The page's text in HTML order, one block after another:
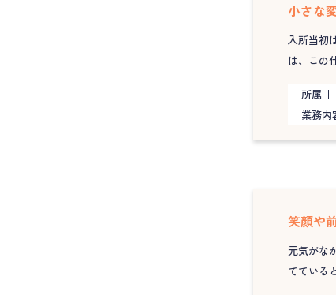
小さな
入所当初
は、この
所属
業務内
笑顔や
元気がな
てている